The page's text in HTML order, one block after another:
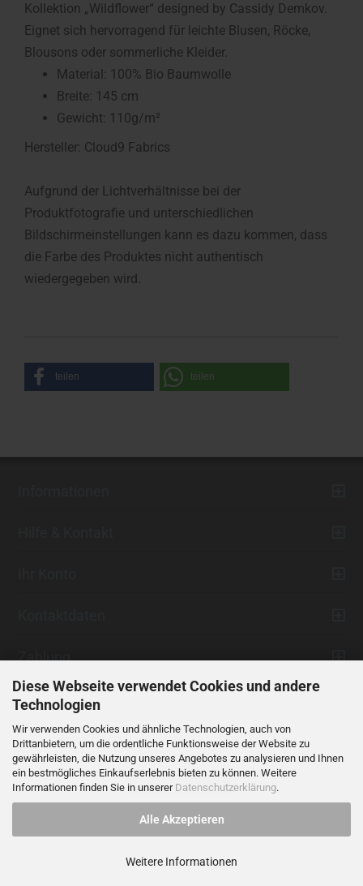
Diese Webseite verwendet Cookies und andere
Technologien
Wir verwenden Cookies und ähnliche Technologien, auch von
Drittanbietern, um die ordentliche Funktionsweise der Website zu
gewährleisten, die Nutzung unseres Angebotes zu analysieren und Ihnen
ein bestmögliches Einkaufserlebnis bieten zu können. Weitere
Informationen finden Sie in unserer Datenschutzerklärung.
Alle Akzeptieren
Weitere Informationen
Kollektion „Wildflower“ designed by Cassidy Demkov.
Eignet sich hervorragend für leichte Blusen, Röcke,
Blousons oder sommerliche Kleider.
Material: 100% Bio Baumwolle
Breite: 145 cm
Gewicht: 110g/m²
Hersteller: Cloud9 Fabrics
Aufgrund der Lichtverhältnisse bei der
Produktfotografie und unterschiedlichen
Bildschirmeinstellungen kann es dazu kommen, dass
die Farbe des Produktes nicht authentisch
wiedergegeben wird.
teilen teilen
Zahlung
Vertrag widerrufen